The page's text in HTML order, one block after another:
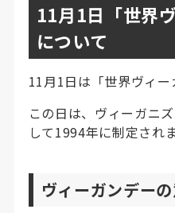
11月1日「世界
について
11月1日は「世界ヴィー
この日は、ヴィーガニ
して1994年に制定され
ヴィーガンデー